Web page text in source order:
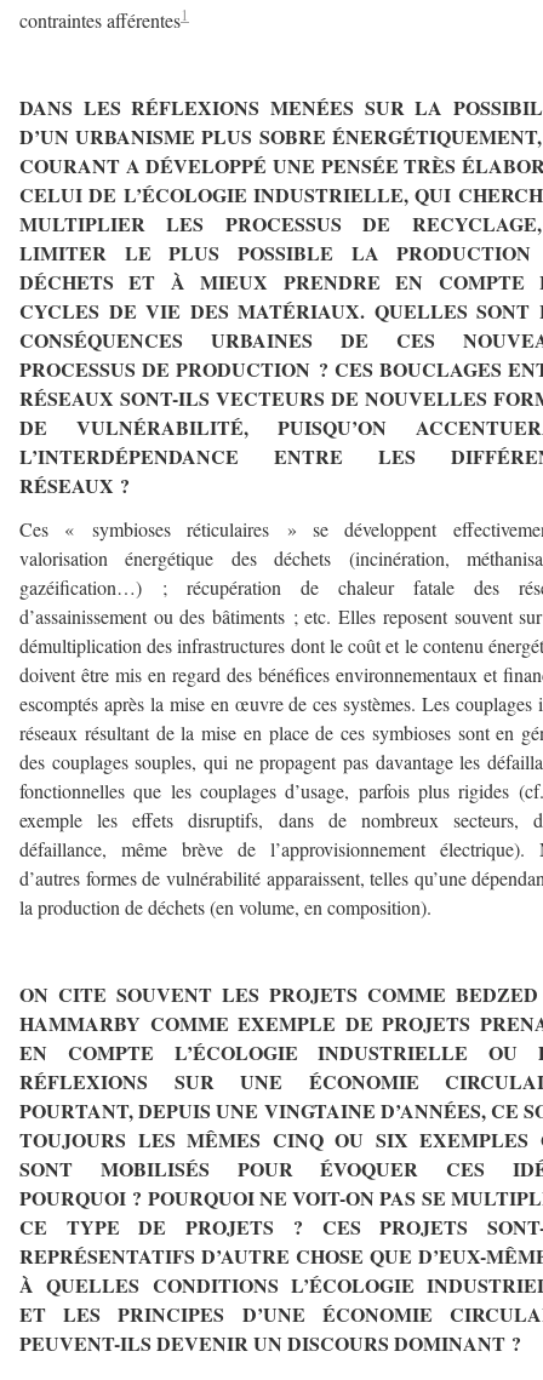
contraintes afférentes1
DANS LES RÉFLEXIONS MENÉES SUR LA
D’UN URBANISME PLUS SOBRE
COURANT A DÉVELOPPÉ UNE PENSÉE TRÈS
CELUI DE L’ÉCOLOGIE INDUSTRIELLE, QUI
MULTIPLIER LES PROCESSUS DE
LIMITER LE PLUS POSSIBLE LA
DÉCHETS ET À MIEUX PRENDRE EN COMPTE
CYCLES DE VIE DES MATÉRIAUX. QUELLES SONT
CONSÉQUENCES URBAINES DE CES
PROCESSUS DE PRODUCTION ? CES BOUCLAGES
RÉSEAUX SONT-ILS VECTEURS DE NOUVELLES
DE VULNÉRABILITÉ, PUISQU’ON
L’INTERDÉPENDANCE ENTRE LES
RÉSEAUX ?
Ces « symbioses réticulaires » se développent
valorisation énergétique des déchets (incinération,
gazéification…) ; récupération de chaleur fatale des
d’assainissement ou des bâtiments ; etc. Elles reposent souvent
démultiplication des infrastructures dont le coût et le contenu
doivent être mis en regard des bénéfices environnementaux et
escomptés après la mise en œuvre de ces systèmes. Les couplages
réseaux résultant de la mise en place de ces symbioses sont en
des couplages souples, qui ne propagent pas davantage les
fonctionnelles que les couplages d’usage, parfois plus rigides
exemple les effets disruptifs, dans de nombreux secteurs,
défaillance, même brève de l’approvisionnement électrique).
d’autres formes de vulnérabilité apparaissent, telles qu’une
la production de déchets (en volume, en composition).
ON CITE SOUVENT LES PROJETS COMME
HAMMARBY COMME EXEMPLE DE PROJETS
EN COMPTE L’ÉCOLOGIE INDUSTRIELLE OU
RÉFLEXIONS SUR UNE ÉCONOMIE
POURTANT, DEPUIS UNE VINGTAINE D’ANNÉES, CE
TOUJOURS LES MÊMES CINQ OU SIX EXEMPLES
SONT MOBILISÉS POUR ÉVOQUER CES
POURQUOI ? POURQUOI NE VOIT-ON PAS SE
CE TYPE DE PROJETS ? CES PROJETS
REPRÉSENTATIFS D’AUTRE CHOSE QUE D’EUX-
À QUELLES CONDITIONS L’ÉCOLOGIE
ET LES PRINCIPES D’UNE ÉCONOMIE
PEUVENT-ILS DEVENIR UN DISCOURS DOMINANT ?